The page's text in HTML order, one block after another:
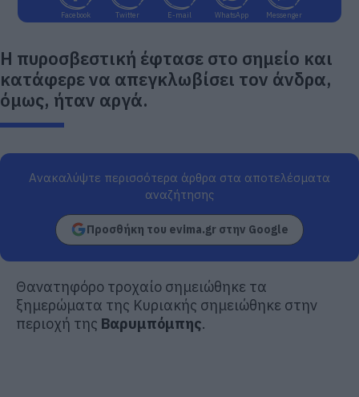
Facebook Twitter E-mail WhatsApp Messenger
Η πυροσβεστική έφτασε στο σημείο και
κατάφερε να απεγκλωβίσει τον άνδρα,
όμως, ήταν αργά.
Ανακαλύψτε περισσότερα άρθρα στα αποτελέσματα
αναζήτησης
Προσθήκη του evima.gr στην Google
Θανατηφόρο τροχαίο σημειώθηκε τα
ξημερώματα της Κυριακής σημειώθηκε στην
περιοχή της Βαρυμπόμπης.